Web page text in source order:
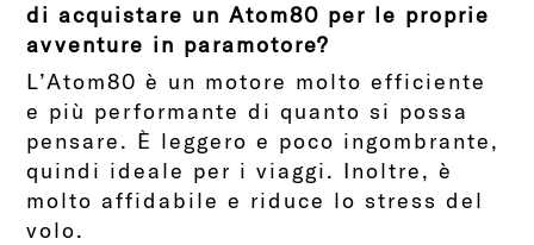
di acquistare un Atom80 per le proprie
avventure in paramotore?
L’Atom80 è un motore molto efficiente
e più performante di quanto si possa
pensare. È leggero e poco ingombrante,
quindi ideale per i viaggi. Inoltre, è
molto affidabile e riduce lo stress del
volo.